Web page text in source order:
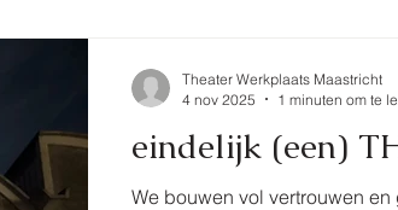
eindelijk (een)
We bouwen vol vertrouwen
Theater Werkplaats Maastricht
4 nov 2025
1 minuten om te